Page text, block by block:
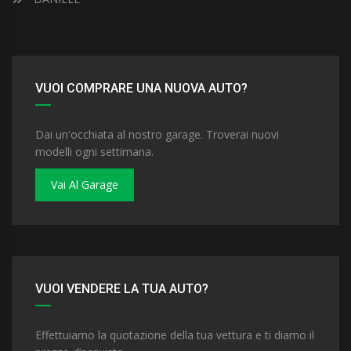
VUOI COMPRARE UNA NUOVA AUTO?
Dai un'occhiata al nostro garage. Troverai nuovi
modelli ogni settimana.
Vai Al Garage
VUOI VENDERE LA TUA AUTO?
Effettuiamo la quotazione della tua vettura e ti diamo il